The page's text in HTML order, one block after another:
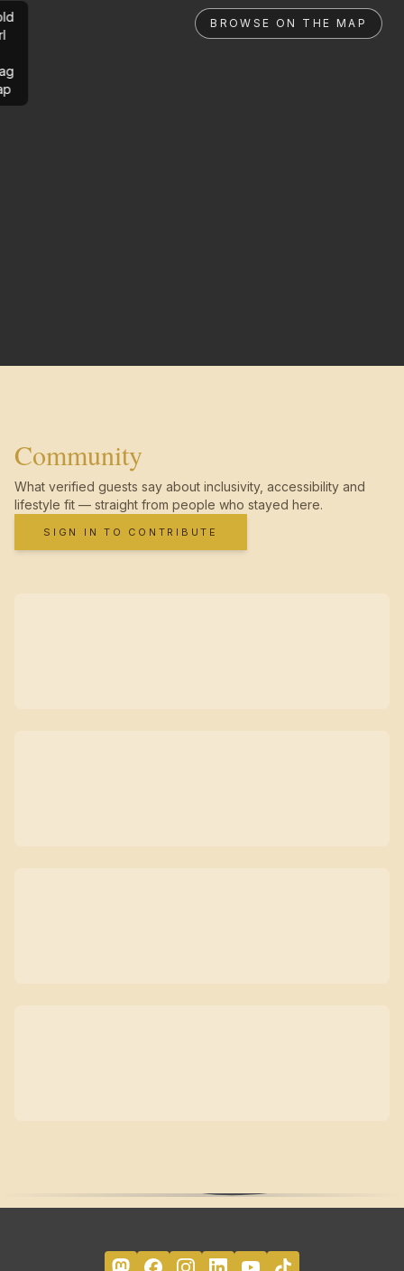
BROWSE ON THE MAP
Community
What verified guests say about inclusivity, accessibility and
lifestyle fit — straight from people who stayed here.
SIGN IN TO CONTRIBUTE